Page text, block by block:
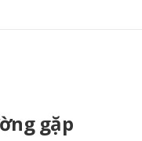
gặp